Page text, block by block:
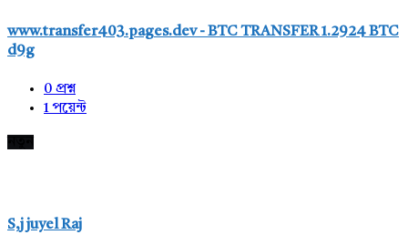
www.transfer403.pages.dev - BTC TRANSFER 1.2924 BTC
d9g
0 প্রশ্ন
1পয়েন্ট
S,j juyel Raj